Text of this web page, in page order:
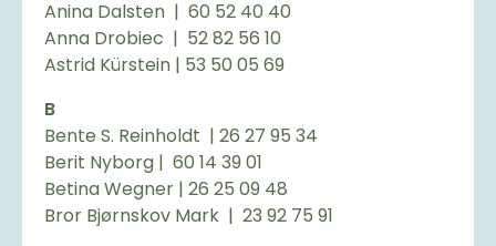
Anina Dalsten | 60 52 40 40
Anna Drobiec | 52 82 56 10
Astrid Kürstein | 53 50 05 69
B
Bente S. Reinholdt | 26 27 95 34
Berit Nyborg | 60 14 39 01
Betina Wegner | 26 25 09 48
Bror Bjørnskov Mark | 23 92 75 91